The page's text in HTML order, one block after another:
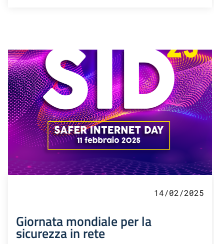
14/02/2025
Giornata mondiale per la
sicurezza in rete